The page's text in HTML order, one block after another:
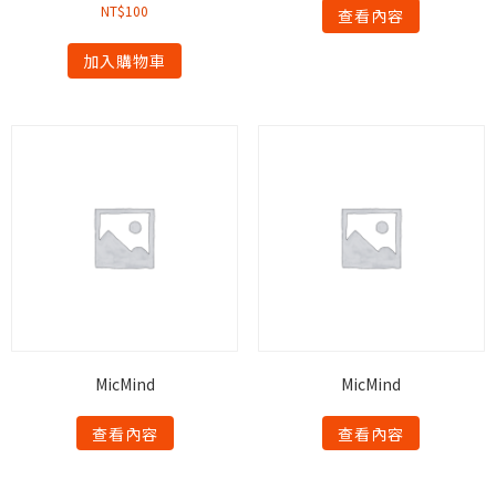
NT$100
加入購物車
查看內容
MicMind
查看內容
MicMind
查看內容